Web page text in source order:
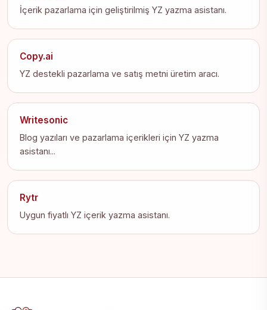
İçerik pazarlama için geliştirilmiş YZ yazma asistanı.
Copy.ai
YZ destekli pazarlama ve satış metni üretim aracı.
Writesonic
Blog yazıları ve pazarlama içerikleri için YZ yazma
asistanı...
Rytr
Uygun fiyatlı YZ içerik yazma asistanı.